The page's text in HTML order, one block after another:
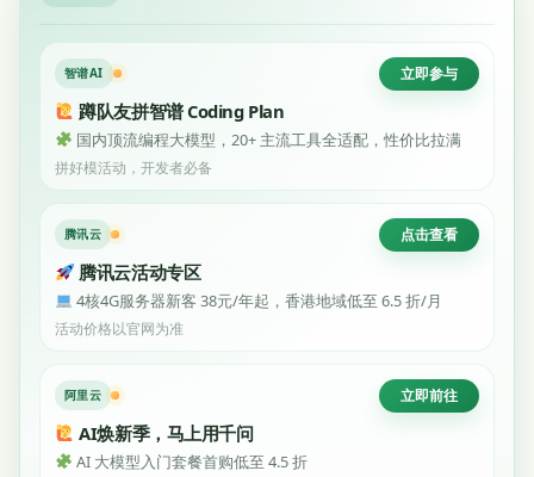
智谱AI 立即参与
蹲队友拼智谱 Coding Plan
国内顶流编程大模型，20+ 主流工具全适配，性价比拉满
拼好模活动，开发者必备
腾讯云 点击查看
腾讯云活动专区
4核4G服务器新客 38元/年起，香港地域低至 6.5 折/月
活动价格以官网为准
阿里云 立即前往
AI焕新季，马上用千问
AI 大模型入门套餐首购低至 4.5 折